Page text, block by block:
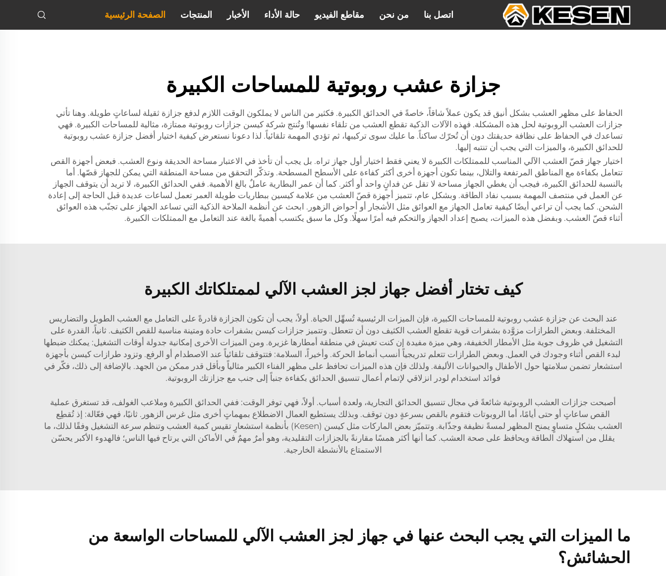
الصفحة الرئيسية المنتجات الأخبار حالة الأداء مقاطع الفيديو من نحن اتصل بنا
جزازة عشب روبوتية للمساحات الكبيرة
الحفاظ على مظهر العشب بشكل أنيق قد يكون عملاً شاقاً، خاصةً في الحدائق الكبيرة. فكثير من الناس لا يملكون الوقت اللازم لدفع جزازة ثقيلة لساعاتٍ طويلة. وهنا تأتي
جزازات العشب الروبوتية لحل هذه المشكلة. فهذه الآلات الذكية تقطع العشب من تلقاء نفسها! وتُنتج شركة كيسن جزازات روبوتية ممتازة، مثالية للمساحات الكبيرة. فهي
تساعدك في الحفاظ على نظافة حديقتك دون أن تُحرّك ساكناً. ما عليك سوى تركيبها، ثم تؤدي المهمة تلقائياً. لذا دعونا نستعرض كيفية اختيار أفضل جزازة عشب روبوتية
للحدائق الكبيرة، والميزات التي يجب أن تنتبه إليها.
اختيار جهاز قصّ العشب الآلي المناسب للممتلكات الكبيرة لا يعني فقط اختيار أول جهاز تراه. بل يجب أن تأخذ في الاعتبار مساحة الحديقة ونوع العشب. فبعض أجهزة القص
تتعامل بكفاءة مع المناطق المرتفعة والتلال، بينما تكون أجهزة أخرى أكثر كفاءة على الأسطح المسطحة. وتذكّر التحقق من مساحة المنطقة التي يمكن للجهاز قصّها. أما
بالنسبة للحدائق الكبيرة، فيجب أن يغطي الجهاز مساحة لا تقل عن فدانٍ واحد أو أكثر. كما أن عمر البطارية عاملٌ بالغ الأهمية. ففي الحدائق الكبيرة، لا تريد أن يتوقف الجهاز
عن العمل في منتصف المهمة بسبب نفاد الطاقة. وبشكل عام، تتميز أجهزة قصّ العشب من علامة كيسين ببطاريات طويلة العمر تعمل لساعات عديدة قبل الحاجة إلى إعادة
الشحن. كما يجب أن تراعي أيضًا كيفية تعامل الجهاز مع العوائق مثل الأشجار أو أحواض الزهور. ابحث عن أنظمة الملاحة الذكية التي تساعد الجهاز على تجنّب هذه العوائق
أثناء قصّ العشب. وبفضل هذه الميزات، يصبح إعداد الجهاز والتحكم فيه أمرًا سهلًا. وكل ما سبق يكتسب أهميةً بالغة عند التعامل مع الممتلكات الكبيرة.
كيف تختار أفضل جهاز لجز العشب الآلي لممتلكاتك الكبيرة
عند البحث عن جزازة عشب روبوتية للمساحات الكبيرة، فإن الميزات الرئيسية تُسهِّل الحياة. أولاً، يجب أن تكون الجزازة قادرةً على التعامل مع العشب الطويل والتضاريس
المختلفة. وبعض الطرازات مزوَّدة بشفرات قوية تقطع العشب الكثيف دون أن تتعطل. وتتميز جزازات كيسن بشفرات حادة ومتينة مناسبة للقص الكثيف. ثانياً، القدرة على
التشغيل في ظروف جوية مثل الأمطار الخفيفة، وهي ميزة مفيدة إن كنت تعيش في منطقة أمطارها غزيرة. ومن الميزات الأخرى إمكانية جدولة أوقات التشغيل: يمكنك ضبطها
لبدء القص أثناء وجودك في العمل. وبعض الطرازات تتعلم تدريجياً أنسب أنماط الحركة. وأخيراً، السلامة: فتتوقف تلقائياً عند الاصطدام أو الرفع. وتزود طرازات كيسن بأجهزة
استشعار تضمن سلامتها حول الأطفال والحيوانات الأليفة. ولذلك فإن هذه الميزات تحافظ على مظهر الفناء الكبير مثالياً وبأقل قدر ممكن من الجهد. بالإضافة إلى ذلك، فكّر في
فوائد استخدام لودر انزلاقي لإتمام أعمال تنسيق الحدائق بكفاءة جنباً إلى جنب مع جزازتك الروبوتية.
أصبحت جزازات العشب الروبوتية شائعةً في مجال تنسيق الحدائق التجارية، ولعدة أسباب. أولاً، فهي توفر الوقت: ففي الحدائق الكبيرة وملاعب الغولف، قد تستغرق عملية
القص ساعاتٍ أو حتى أيامًا، أما الروبوتات فتقوم بالقص بسرعةٍ دون توقف. وبذلك يستطيع العمال الاضطلاع بمهماتٍ أخرى مثل غرس الزهور. ثانيًا، فهي فعّالة: إذ تُقطِع
العشب بشكلٍ متساوٍ يمنح المظهر لمسةً نظيفة وجذّابة. وتتميّز بعض الماركات مثل كيسن (Kesen) بأنظمة استشعارٍ تقيس كمية العشب وتنظم سرعة التشغيل وفقًا لذلك، ما
يقلل من استهلاك الطاقة ويحافظ على صحة العشب. كما أنها أكثر همسًا مقارنةً بالجزازات التقليدية، وهو أمرٌ مهمٌ في الأماكن التي يرتاح فيها الناس؛ فالهدوء الأكبر يحسّن
الاستمتاع بالأنشطة الخارجية.
ما الميزات التي يجب البحث عنها في جهاز لجز العشب الآلي للمساحات الواسعة من
الحشائش؟